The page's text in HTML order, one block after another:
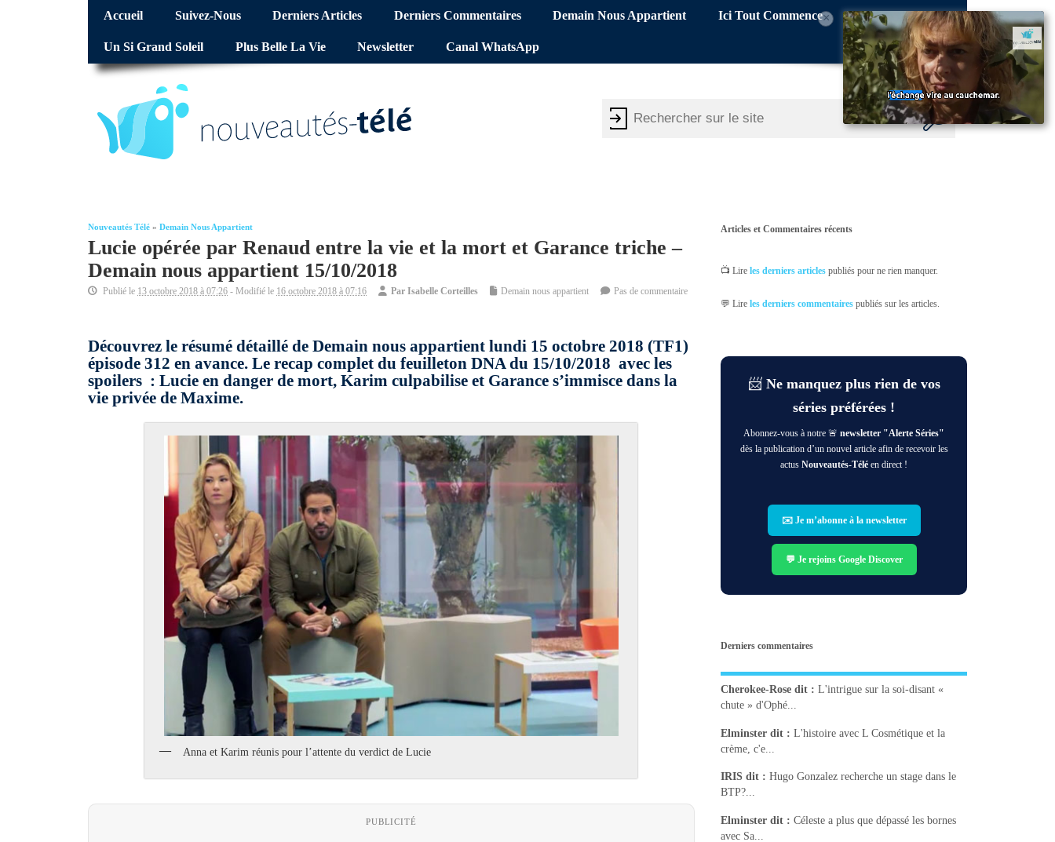
Accueil Suivez-Nous Derniers Articles Derniers Commentaires Demain Nous Appartient Ici Tout Commence
Un Si Grand Soleil Plus Belle La Vie Newsletter Canal WhatsApp
Nouveautés Télé » Demain Nous Appartient
Lucie opérée par Renaud entre la vie et la mort et Garance triche –
Demain nous appartient 15/10/2018
Publié le 13 octobre 2018 à 07:26 - Modifié le 16 octobre 2018 à 07:16 Par Isabelle Corteilles Demain nous appartient Pas de commentaire
Découvrez le résumé détaillé de Demain nous appartient lundi 15 octobre 2018 (TF1)
épisode 312 en avance. Le recap complet du feuilleton DNA du 15/10/2018 avec les
spoilers : Lucie en danger de mort, Karim culpabilise et Garance s’immisce dans la
vie privée de Maxime.
Anna et Karim réunis pour l’attente du verdict de Lucie
PUBLICITÉ
×
Articles et Commentaires récents
📺 Lireles derniers articles publiés pour ne rien manquer.
💬 Lireles derniers commentaires publiés sur les articles.
📨 Ne manquez plus rien de vos
séries préférées !
Abonnez-vous à notre 🚨newsletter "Alerte Séries"
dès la publication d’un nouvel article afin de recevoir les
actusNouveautés-Télé en direct !
✉️ Je m’abonne à la newsletter
💬 Je rejoins Google Discover
Derniers commentaires
Cherokee-Rose dit : L'intrigue sur la soi-disant «
chute » d'Ophé...
Elminster dit : L'histoire avec L Cosmétique et la
crème, c'e...
IRIS dit : Hugo Gonzalez recherche un stage dans le
BTP?...
Elminster dit : Céleste a plus que dépassé les bornes
avec Sa...